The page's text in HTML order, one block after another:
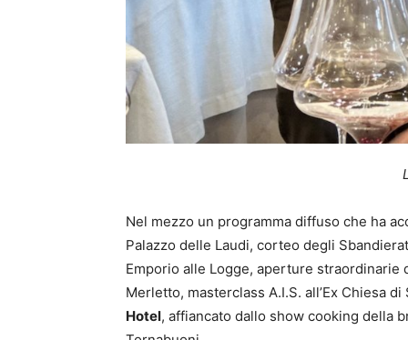
Nel mezzo un programma diffuso che ha
Palazzo delle Laudi, corteo degli
Emporio alle Logge, aperture straordinarie
Merletto, masterclass A.I.S. all’Ex Chiesa
Hotel, affiancato dallo show cooking della